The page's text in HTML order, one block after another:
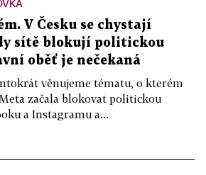
V Česku se chystají
sítě blokují politickou
oběť je nečekaná
věnujeme tématu, o kterém
začala blokovat politickou
a Instagramu a...